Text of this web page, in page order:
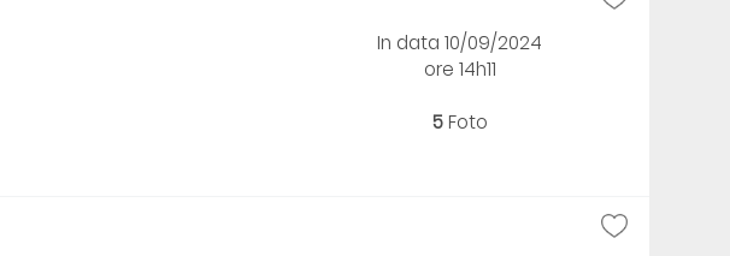
In data 10/09/2024
ore 14h11
5Foto